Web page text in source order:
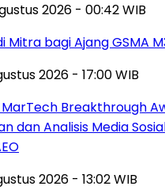
2026 - 00:42 WIB
Mitra bagi Ajang GSMA
2026 - 17:00 WIB
MarTech Breakthrough
dan Analisis Media
2026 - 13:02 WIB